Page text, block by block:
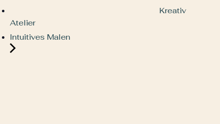
Kreativ
Atelier
Intuitives Malen